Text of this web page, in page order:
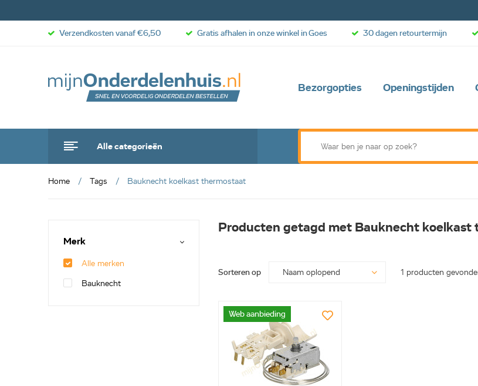
Bezorgopties Openingstijden
Alle categorieën
Verzendkosten vanaf €6,50 Gratis afhalen in onze winkel in Goes 30 dagen retourtermijn
Home Tags Bauknecht koelkast thermostaat
Merk
Alle merken
Bauknecht
Producten getagd met Bauknecht koelkast
Sorteren op 1 producten
Web aanbieding